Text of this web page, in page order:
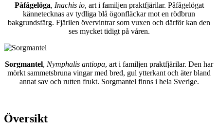
Påfågelöga, Inachis io, art i familjen praktfjärilar. Påfågelögat
kännetecknas av tydliga blå ögonfläckar mot en rödbrun
bakgrundsfärg. Fjärilen övervintrar som vuxen och därför kan den
ses mycket tidigt på våren.
Sorgmantel, Nymphalis antiopa, art i familjen praktfjärilar. Den har
mörkt sammetsbruna vingar med bred, gul ytterkant och äter bland
annat sav och rutten frukt. Sorgmantel finns i hela Sverige.
Översikt